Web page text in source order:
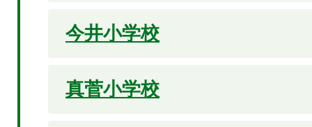
今井小学校
真菅小学校